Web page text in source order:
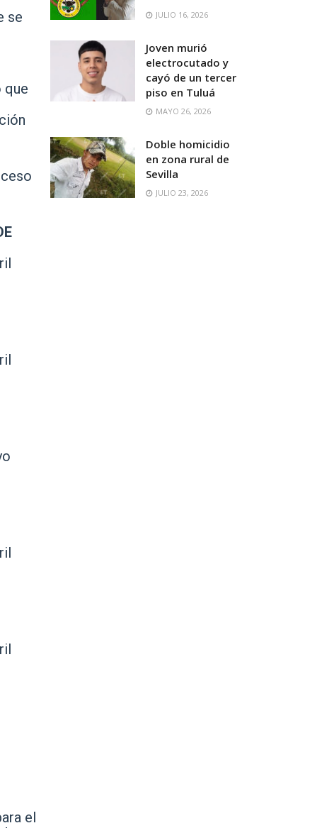
se
que
el
JULIO 16, 2026
Joven murió
electrocutado y
cayó de un tercer
piso en Tuluá
MAYO 26, 2026
Doble homicidio
en zona rural de
Sevilla
JULIO 23, 2026